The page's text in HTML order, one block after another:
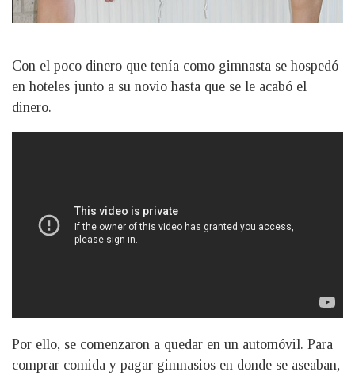
Con el poco dinero que tenía como gimnasta se hospedó
en hoteles junto a su novio hasta que se le acabó el
dinero.
Por ello, se comenzaron a quedar en un automóvil. Para
comprar comida y pagar gimnasios en donde se aseaban,